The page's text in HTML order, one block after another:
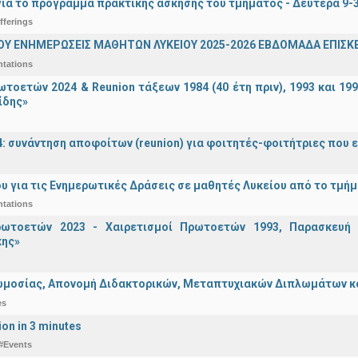
το πρόγραμμα πρακτικής άσκησης του τμήματος - Δευτέρα 9-
ΕΝΗΜΕΡΩΣΕΙΣ ΜΑΘΗΤΩΝ ΛΥΚΕΙΟΥ 2025-2026 ΕΒΔΟΜΑΔΑ
2024 & Reunion τάξεων 1984 (40 έτη πριν), 1993 και
συνάντηση αποφοίτων (reunion) για φοιτητές-φοιτήτριες που
για τις Ενημερωτικές Δράσεις σε μαθητές Λυκείου από το
2023 - Χαιρετισμοί Πρωτοετών 1993,
Απονομή Διδακτορικών, Μεταπτυχιακών Διπλωμάτων
in 3 minutes